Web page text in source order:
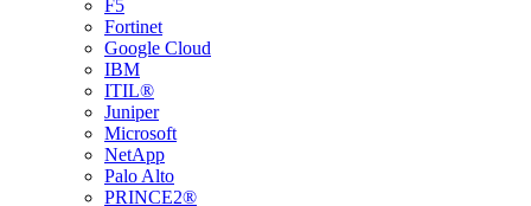
F5
Fortinet
Google Cloud
IBM
ITIL®
Juniper
Microsoft
NetApp
Palo Alto
PRINCE2®